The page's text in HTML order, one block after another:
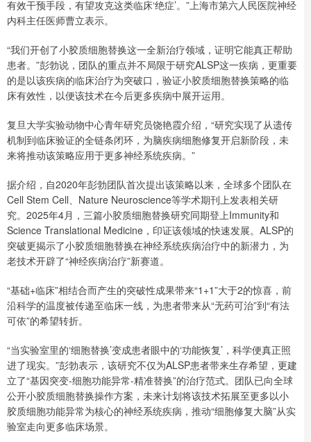
有效干预手段，有望攻克这类临床‘绝症’。”上海市第六人民医院神经
内科主任医师曹立表示。
“我们开创了小胶质细胞替换这一全新治疗领域，证明它能真正帮助
患者。”彭勃说，团队的重点并不局限于研究ALSP这一疾病，更重要
的是以该疾病的临床治疗为突破口，验证小胶质细胞替换策略的临
床有效性，以便该技术在今后更多疾病中展开运用。
复旦大学实验动物中心青年研究员饶艳霞介绍，“研究实现了从遗传
机制到临床验证的全链条闭环，为脑疾病细胞修复开启新阶段，未
来将推动该策略应用于更多神经系统疾病。”
据介绍，自2020年彭勃团队首次提出该策略以来，全球多个团队在
Cell Stem Cell、Nature Neuroscience等学术期刊上发表相关研
究。2025年4月，三篇小胶质细胞替换研究同期登上Immunity和
Science Translational Medicine，印证该领域的快速发展。ALSP的
突破更揭示了小胶质细胞替换在神经系统疾病治疗中的新潜力，为
老技术开辟了“神经疾病治疗”新赛道。
“基础+临床”相结合而产生的突破性成果带来“1+1”大于2的惊喜，前
沿科学的温度被传递至临床一线，为患者带来从“无药可治”到“有法
可依”的希望转折。
“当实验室里的‘细胞替换’变成患者眼中的‘功能恢复’，科学便真正照
进了现实。”彭勃表示，该研究不仅为ALSP患者带来生存希望，更建
立了“基因突变-细胞功能异常-精准替换”的治疗范式。团队已向全球
公开小胶质细胞替换操作方案，未来计划将该技术拓展至更多以小
胶质细胞功能异常为核心的神经系统疾病，推动“细胞修复大脑”从实
验室走向更多临床场景。